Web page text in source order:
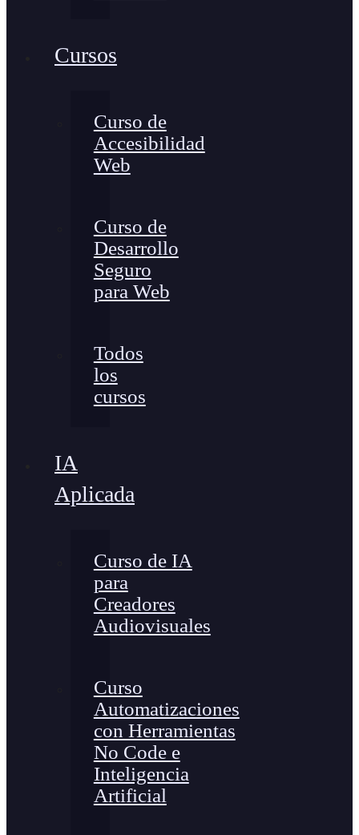
Cursos
Curso de
Accesibilidad
Web
Curso de
Desarrollo
Seguro
para Web
Todos
los
cursos
IA
Aplicada
Curso de IA
para
Creadores
Audiovisuales
Curso
Automatizaciones
con Herramientas
No Code e
Inteligencia
Artificial